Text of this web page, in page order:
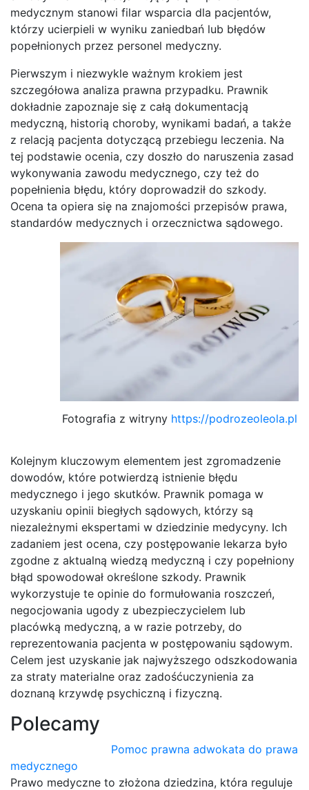
medycznym stanowi filar wsparcia dla pacjentów,
którzy ucierpieli w wyniku zaniedbań lub błędów
popełnionych przez personel medyczny.
Pierwszym i niezwykle ważnym krokiem jest
szczegółowa analiza prawna przypadku. Prawnik
dokładnie zapoznaje się z całą dokumentacją
medyczną, historią choroby, wynikami badań, a także
z relacją pacjenta dotyczącą przebiegu leczenia. Na
tej podstawie ocenia, czy doszło do naruszenia zasad
wykonywania zawodu medycznego, czy też do
popełnienia błędu, który doprowadził do szkody.
Ocena ta opiera się na znajomości przepisów prawa,
standardów medycznych i orzecznictwa sądowego.
Fotografia z witryny https://podrozeoleola.pl
Kolejnym kluczowym elementem jest zgromadzenie
dowodów, które potwierdzą istnienie błędu
medycznego i jego skutków. Prawnik pomaga w
uzyskaniu opinii biegłych sądowych, którzy są
niezależnymi ekspertami w dziedzinie medycyny. Ich
zadaniem jest ocena, czy postępowanie lekarza było
zgodne z aktualną wiedzą medyczną i czy popełniony
błąd spowodował określone szkody. Prawnik
wykorzystuje te opinie do formułowania roszczeń,
negocjowania ugody z ubezpieczycielem lub
placówką medyczną, a w razie potrzeby, do
reprezentowania pacjenta w postępowaniu sądowym.
Celem jest uzyskanie jak najwyższego odszkodowania
za straty materialne oraz zadośćuczynienia za
doznaną krzywdę psychiczną i fizyczną.
Polecamy
Pomoc prawna adwokata do prawa
medycznego
Prawo medyczne to złożona dziedzina, która reguluje